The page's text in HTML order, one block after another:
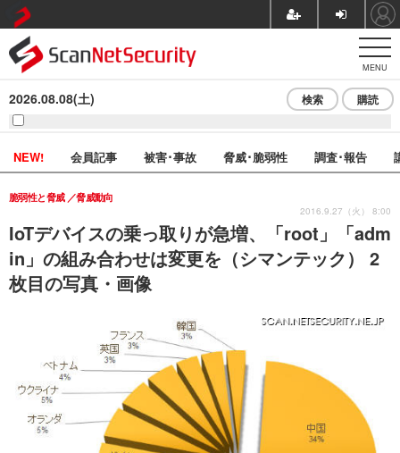
MENU
2026.08.08(土) 検索 購読
NEW! 会員記事 被害･事故 脅威･脆弱性 調査･報告
IoTデバイスの乗っ取りが急増、「root」「adm
in」の組み合わせは変更を（シマンテック） 2
枚目の写真・画像
脆弱性と脅威 脅威動向
2016.9.27（火） 8:00